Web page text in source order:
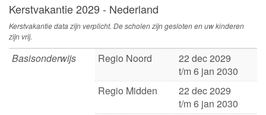
Kerstvakantie 2029 - Nederland
Kerstvakantie data zijn verplicht. De scholen zijn gesloten en uw kinderen
zijn vrij.
Basisonderwijs Regio Noord
22 dec 2029
t/m 6 jan 2030
Regio Midden
22 dec 2029
t/m 6 jan 2030